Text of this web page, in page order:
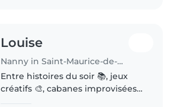
Louise
Nanny in Saint-Maurice-de-Beynost
Entre histoires du soir 📚, jeux
créatifs 🎨, cabanes improvisées